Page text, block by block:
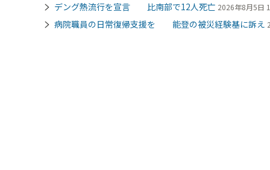
デング熱流行を宣言 比南部で12人死亡 2026年8月5日
病院職員の日常復帰支援を 能登の被災経験基に訴え